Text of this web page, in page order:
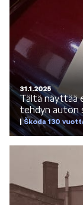
31.1.2025
Tältä näyttää
tehdyn auton
Škoda 130